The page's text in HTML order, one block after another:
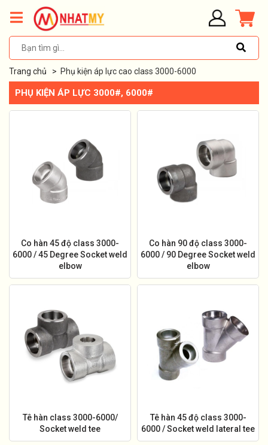
Trang chủ > Phụ kiện áp lực cao class 3000-6000
PHỤ KIỆN ÁP LỰC 3000#, 6000#
Co hàn 45 độ class 3000-
6000 / 45 Degree Socket weld
elbow
Co hàn 90 độ class 3000-
6000 / 90 Degree Socket weld
elbow
Tê hàn class 3000-6000/
Socket weld tee
Tê hàn 45 độ class 3000-
6000 / Socket weld lateral tee